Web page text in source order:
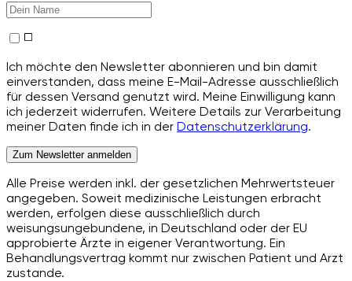
Ich möchte den Newsletter abonnieren und bin damit
einverstanden, dass meine E-Mail-Adresse ausschließlich
für dessen Versand genutzt wird. Meine Einwilligung kann
ich jederzeit widerrufen. Weitere Details zur Verarbeitung
meiner Daten finde ich in der Datenschutzerklärung.
Zum Newsletter anmelden
Alle Preise werden inkl. der gesetzlichen Mehrwertsteuer
angegeben. Soweit medizinische Leistungen erbracht
werden, erfolgen diese ausschließlich durch
weisungsungebundene, in Deutschland oder der EU
approbierte Ärzte in eigener Verantwortung. Ein
Behandlungsvertrag kommt nur zwischen Patient und Arzt
zustande.